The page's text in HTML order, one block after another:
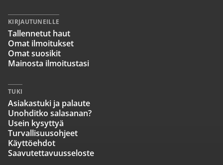
KIRJAUTUNEILLE
Tallennetut haut
Omat ilmoitukset
Omat suosikit
Mainosta ilmoitustasi
TUKI
Asiakastuki ja palaute
Unohditko salasanan?
Usein kysyttyä
Turvallisuusohjeet
Käyttöehdot
Saavutettavuusseloste